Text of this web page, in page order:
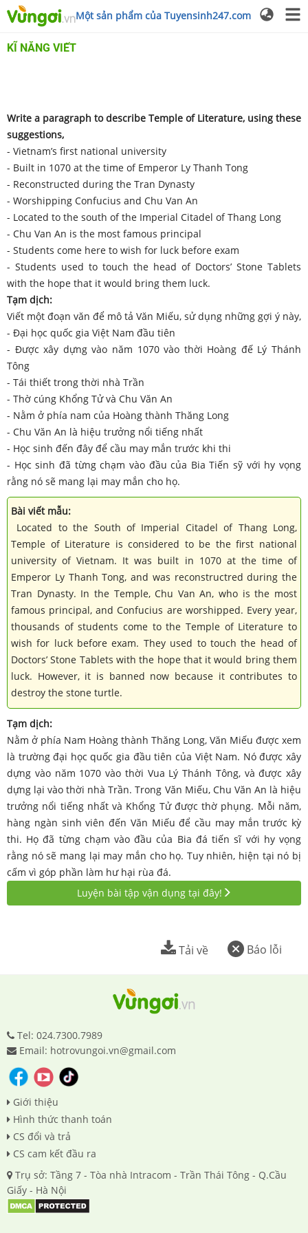
Một sản phẩm của Tuyensinh247.com
KĨ NĂNG VIẾT
Write a paragraph to describe Temple of Literature, using these
suggestions,
- Vietnam’s first national university
- Built in 1070 at the time of Emperor Ly Thanh Tong
- Reconstructed during the Tran Dynasty
- Worshipping Confucius and Chu Van An
- Located to the south of the Imperial Citadel of Thang Long
- Chu Van An is the most famous principal
- Students come here to wish for luck before exam
- Students used to touch the head of Doctors’ Stone Tablets
with the hope that it would bring them luck.
Tạm dịch:
Viết một đoạn văn để mô tả Văn Miếu, sử dụng những gợi ý này,
- Đại học quốc gia Việt Nam đầu tiên
- Được xây dựng vào năm 1070 vào thời Hoàng đế Lý Thánh
Tông
- Tái thiết trong thời nhà Trần
- Thờ cúng Khổng Tử và Chu Văn An
- Nằm ở phía nam của Hoàng thành Thăng Long
- Chu Văn An là hiệu trưởng nổi tiếng nhất
- Học sinh đến đây để cầu may mắn trước khi thi
- Học sinh đã từng chạm vào đầu của Bia Tiến sỹ với hy vọng
rằng nó sẽ mang lại may mắn cho họ.
Bài viết mẫu:
Located to the South of Imperial Citadel of Thang Long,
Temple of Literature is considered to be the first national
university of Vietnam. It was built in 1070 at the time of
Emperor Ly Thanh Tong, and was reconstructred during the
Tran Dynasty. In the Temple, Chu Van An, who is the most
famous principal, and Confucius are worshipped. Every year,
thousands of students come to the Temple of Literature to
wish for luck before exam. They used to touch the head of
Doctors’ Stone Tablets with the hope that it would bring them
luck. However, it is banned now because it contributes to
destroy the stone turtle.
Tạm dịch:
Nằm ở phía Nam Hoàng thành Thăng Long, Văn Miếu được xem
là trường đại học quốc gia đầu tiên của Việt Nam. Nó được xây
dựng vào năm 1070 vào thời Vua Lý Thánh Tông, và được xây
dựng lại vào thời nhà Trần. Trong Văn Miếu, Chu Văn An là hiệu
trưởng nổi tiếng nhất và Khổng Tử được thờ phụng. Mỗi năm,
hàng ngàn sinh viên đến Văn Miếu để cầu may mắn trước kỳ
thi. Họ đã từng chạm vào đầu của Bia đá tiến sĩ với hy vọng
rằng nó sẽ mang lại may mắn cho họ. Tuy nhiên, hiện tại nó bị
cấm vì góp phần làm hư hại rùa đá.
Luyện bài tập vận dụng tại đây!
Báo lỗi
Tải về
Tel: 024.7300.7989
Email: hotrovungoi.vn@gmail.com
Giới thiệu
Hình thức thanh toán
CS đổi và trả
CS cam kết đầu ra
Trụ sở: Tầng 7 - Tòa nhà Intracom - Trần Thái Tông - Q.Cầu
Giấy - Hà Nội